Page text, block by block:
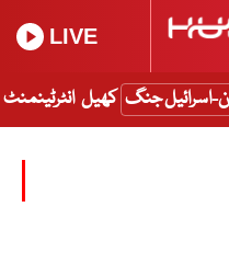
LIVE
اسرائیل جنگ کھیل انٹرٹینمنٹ